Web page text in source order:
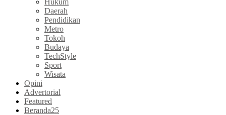
Hukum
Daerah
Pendidikan
Metro
Tokoh
Budaya
TechStyle
Sport
Wisata
Opini
Advertorial
Featured
Beranda25